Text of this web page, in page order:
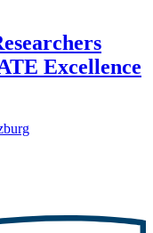
Excellence